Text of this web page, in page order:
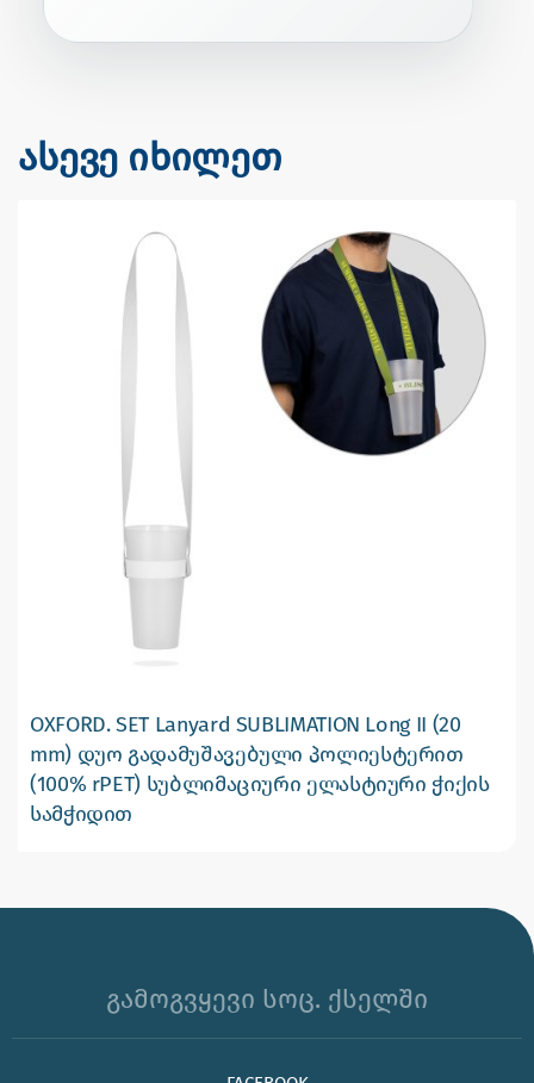
ასევე იხილეთ
OXFORD. SET Lanyard SUBLIMATION Long II (20
mm) დუო გადამუშავებული პოლიესტერით
(100% rPET) სუბლიმაციური ელასტიური ჭიქის
სამჭიდით
გამოგვყევი სოც. ქსელში